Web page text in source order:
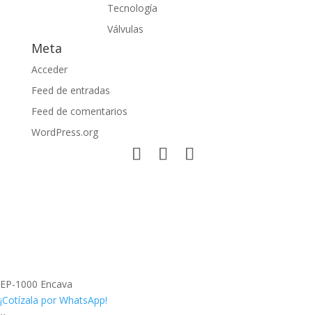
Tecnología
Válvulas
Meta
Acceder
Feed de entradas
Feed de comentarios
WordPress.org
EP-1000 Encava
¡Cotízala por WhatsApp!